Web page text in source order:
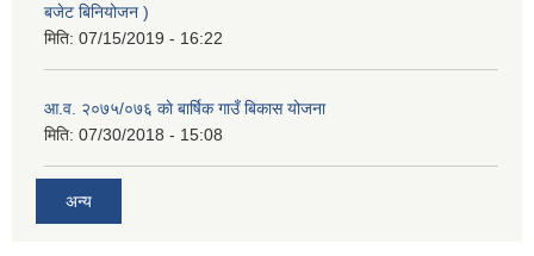
बजेट बिनियोजन )
मिति: 07/15/2019 - 16:22
आ.व. २०७५/०७६ काे बार्षिक गाउँ बिकास योजना
मिति: 07/30/2018 - 15:08
अन्य